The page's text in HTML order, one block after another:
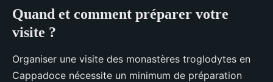
Quand et comment préparer votre
visite ?
Organiser une visite des monastères troglodytes en
Cappadoce nécessite un minimum de préparation